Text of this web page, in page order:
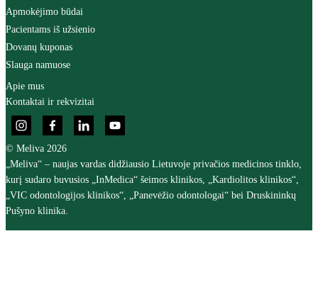
Apmokėjimo būdai
Pacientams iš užsienio
Dovanų kuponas
Slauga namuose
Apie mus
Kontaktai ir rekvizitai
© Meliva 2026
„Meliva“ – naujas vardas didžiausio Lietuvoje privačios medicinos tinklo,
kurį sudaro buvusios „InMedica“ šeimos klinikos, „Kardiolitos klinikos“,
„VIC odontologijos klinikos“, „Panevėžio odontologai“ bei Druskininkų
Pušyno klinika.